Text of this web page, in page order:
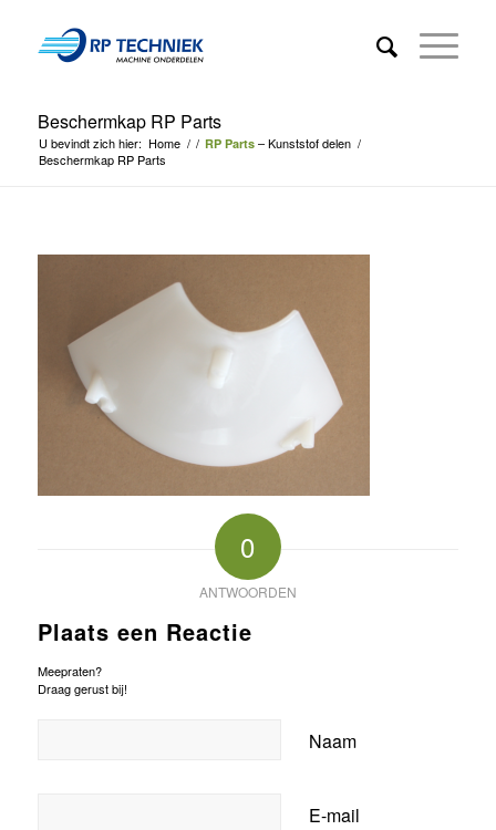
Beschermkap RP Parts
U bevindt zich hier: Home / / RP Parts– Kunststof delen /
Beschermkap RP Parts
0
ANTWOORDEN
Plaats een Reactie
Meepraten?
Draag gerust bij!
Naam
E-mail